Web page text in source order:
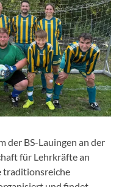
der BS-Lauingen an der
für Lehrkräfte an
traditionsreiche